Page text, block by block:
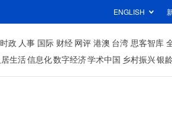
ENGLISH
时政 人事 国际 财经 网评 港澳 台湾 思客智库
居生活信息化数字经济学术中国 乡村振兴银